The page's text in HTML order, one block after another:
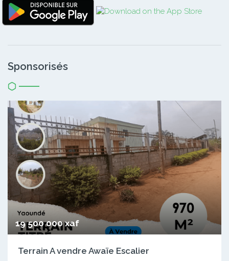
Sponsorisés
19 500 000 xaf
Terrain A vendre Awaïe Escalier